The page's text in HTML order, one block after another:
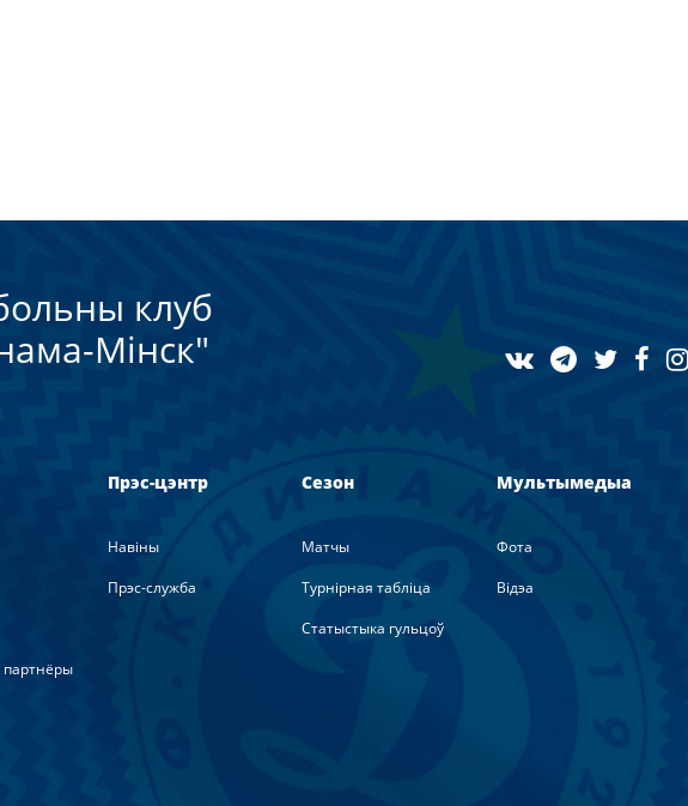
клуб
Мiнск"
партнёры
Прэс-цэнтр
Навiны
Прэс-служба
Сезон
Матчы
Турнірная табліца
Статыстыка гульцоў
Мультымедыа
Фота
Вiдэа